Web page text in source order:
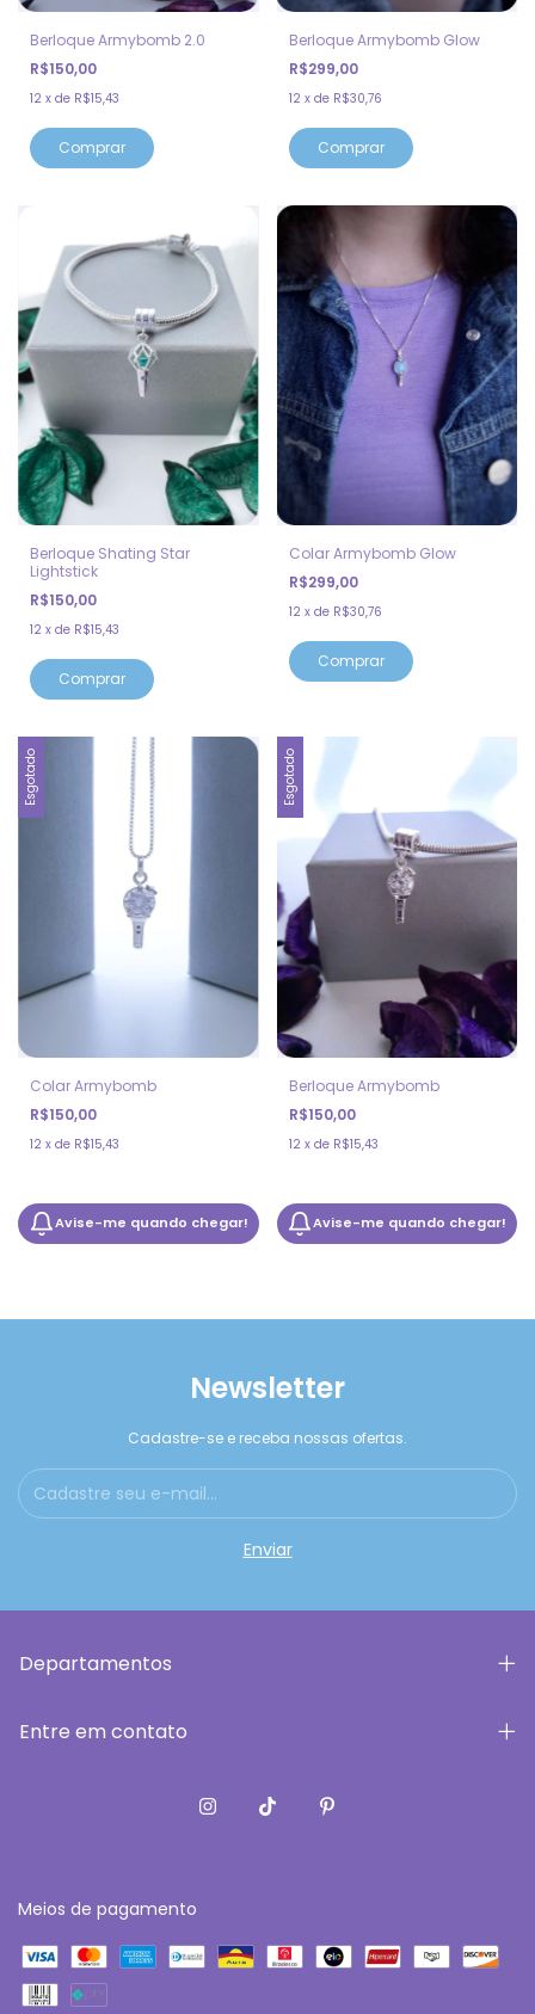
Berloque Armybomb 2.0
R$150,00
12 x de R$15,43
Berloque Armybomb Glow
R$299,00
12 x de R$30,76
Berloque Shating Star
Lightstick
R$150,00
12 x de R$15,43
Colar Armybomb Glow
R$299,00
12 x de R$30,76
Comprar
Esgotado
Colar Armybomb
R$150,00
12 x de R$15,43
Avise-me quando chegar!
Esgotado
Berloque Armybomb
R$150,00
12 x de R$15,43
Avise-me quando chegar!
Newsletter
Cadastre-se e receba nossas ofertas.
Departamentos
Entre em contato
Meios de pagamento